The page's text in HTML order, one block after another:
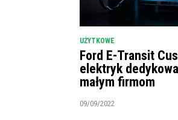
UŻYTKOWE
Ford E-Transit
elektryk
małym firmom
09/09/2022